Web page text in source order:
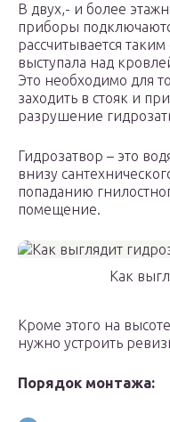
В двух,- и более
приборы
рассчитывается
выступала над
Это необходимо для
заходить в стояк и
разрушение
Гидрозатвор – это
внизу
попаданию
помещение.
Как
Кроме этого на
нужно устроить
Порядок монтажа: